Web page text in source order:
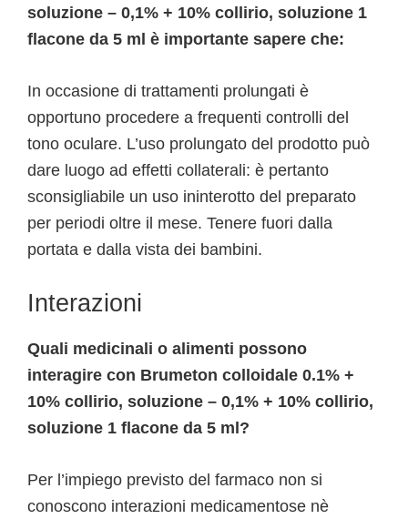
soluzione – 0,1% + 10% collirio, soluzione 1
flacone da 5 ml è importante sapere che:
In occasione di trattamenti prolungati è
opportuno procedere a frequenti controlli del
tono oculare. L’uso prolungato del prodotto può
dare luogo ad effetti collaterali: è pertanto
sconsigliabile un uso ininterotto del preparato
per periodi oltre il mese. Tenere fuori dalla
portata e dalla vista dei bambini.
Interazioni
Quali medicinali o alimenti possono
interagire con Brumeton colloidale 0.1% +
10% collirio, soluzione – 0,1% + 10% collirio,
soluzione 1 flacone da 5 ml?
Per l’impiego previsto del farmaco non si
conoscono interazioni medicamentose nè